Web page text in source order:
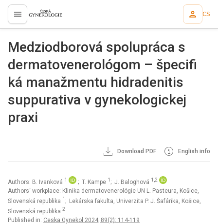
proLékaře.cz CS
Medziodborová spolupráca s
dermatovenerológom – špecifi
ká manažmentu hidradenitis
suppurativa v gynekologickej
praxi
Download PDF English info
Authors: B. Ivanková 1 ; T. Kampe 1 ; J. Baloghová 1,2
Authors‘ workplace: Klinika dermatovenerológie UN L. Pasteura, Košice,
Slovenská republika 1 ; Lekárska fakulta, Univerzita P. J. Šafárika, Košice,
Slovenská republika 2
Published in: Ceska Gynekol 2024; 89(2): 114-119